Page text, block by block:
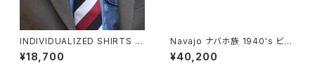
INDIVIDUALIZED SHIRTS イ
ンディビジュアライズドシャツ レ
ジメンタルストライプネクタイ R
¥18,700
Navajo ナバホ族 1940's ビン
テージ サンダーバード ターコイ
ズ ピンズ
¥40,200